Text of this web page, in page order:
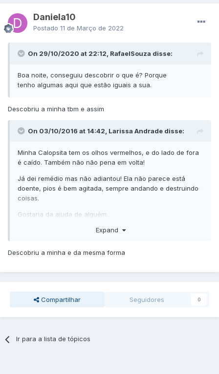
Daniela10
Postado 11 de Março de 2022
On 29/10/2020 at 22:12, RafaelSouza disse:
Boa noite, conseguiu descobrir o que é? Porque
tenho algumas aqui que estão iguais a sua.
Descobriu a minha tbm e assim
On 03/10/2016 at 14:42, Larissa Andrade disse:
Minha Calopsita tem os olhos vermelhos, e do lado de fora
é caído. Também não não pena em volta!
Já dei remédio mas não adiantou! Ela não parece está
doente, pios é bem agitada, sempre andando e destruindo
coisas.
Gostaria da ajuda de alguém.
Expand
Descobriu a minha e da mesma forma
Compartilhar Seguidores 0
Ir para a lista de tópicos